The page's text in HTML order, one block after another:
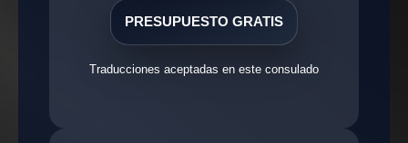
PRESUPUESTO GRATIS
Traducciones aceptadas en este consulado